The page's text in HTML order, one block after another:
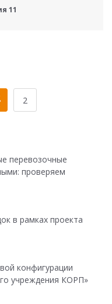
11
2
перевозочные
проверяем
в рамках проекта
конфигурации
учреждения КОРП»